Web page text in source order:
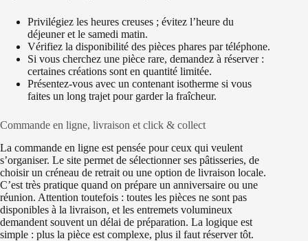
Privilégiez les heures creuses ; évitez l’heure du
déjeuner et le samedi matin.
Vérifiez la disponibilité des pièces phares par téléphone.
Si vous cherchez une pièce rare, demandez à réserver :
certaines créations sont en quantité limitée.
Présentez-vous avec un contenant isotherme si vous
faites un long trajet pour garder la fraîcheur.
Commande en ligne, livraison et click & collect
La commande en ligne est pensée pour ceux qui veulent
s’organiser. Le site permet de sélectionner ses pâtisseries, de
choisir un créneau de retrait ou une option de livraison locale.
C’est très pratique quand on prépare un anniversaire ou une
réunion. Attention toutefois : toutes les pièces ne sont pas
disponibles à la livraison, et les entremets volumineux
demandent souvent un délai de préparation. La logique est
simple : plus la pièce est complexe, plus il faut réserver tôt.